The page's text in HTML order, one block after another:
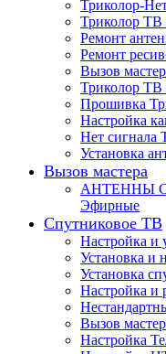
Триколор-
Триколор ТВ
Ремонт
Ремонт
Вызов
Триколор ТВ
Прошивка
Настройка
Нет сигнала
Установка
Вызов мастера
АНТЕННЫ
Эфирные
Спутниковое ТВ
Настройка и
Установка и
Установка
Настройка и
Вызов
Настройка